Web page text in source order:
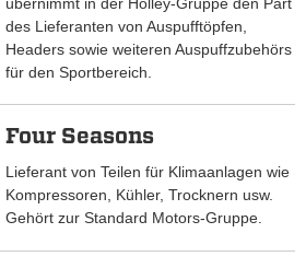
des Lieferanten von Auspufftöpfen,
Headers sowie weiteren Auspuffzubehörs
für den Sportbereich.
Four Seasons
Lieferant von Teilen für Klimaanlagen wie
Kompressoren, Kühler, Trocknern usw.
Gehört zur Standard Motors-Gruppe.